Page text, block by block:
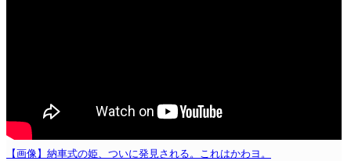
【画像】納車式の姫、ついに発見される。これはかわヨ。